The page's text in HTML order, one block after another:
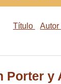
Título Autor
Porter y